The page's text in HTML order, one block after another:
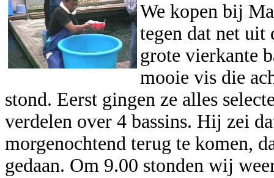
We kopen bij
tegen dat net uit
grote vierkante
mooie vis die
stond. Eerst gingen ze alles
verdelen over 4 bassins. Hij zei
morgenochtend terug te komen,
gedaan. Om 9.00 stonden wij